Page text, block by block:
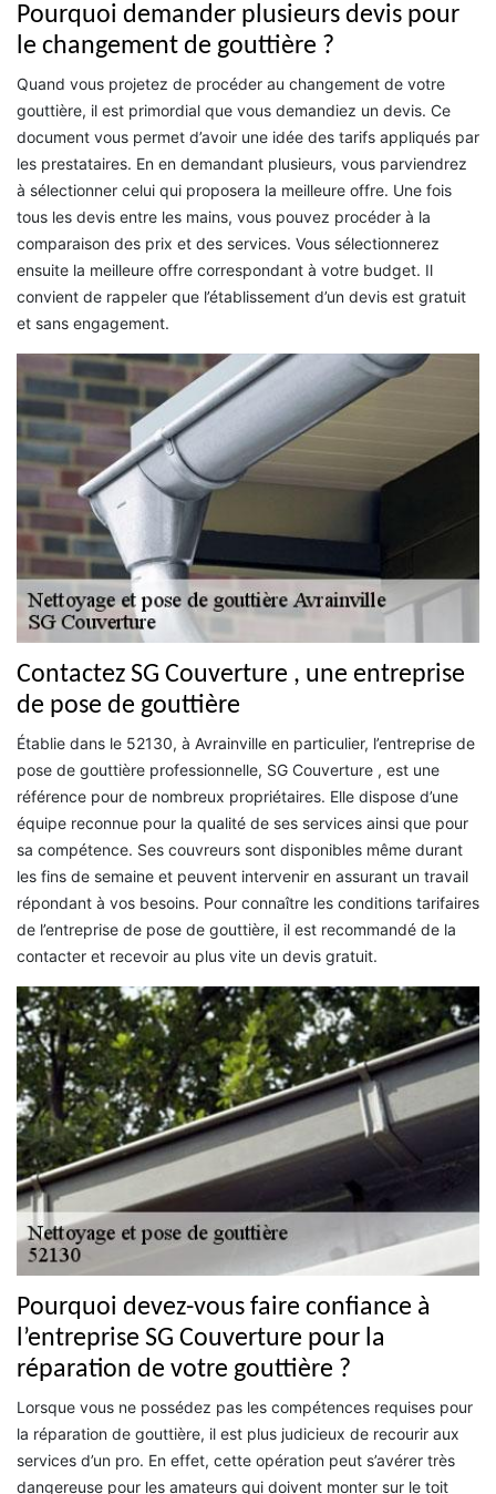
Pourquoi demander plusieurs devis pour
le changement de gouttière ?
Quand vous projetez de procéder au changement de votre
gouttière, il est primordial que vous demandiez un devis. Ce
document vous permet d’avoir une idée des tarifs appliqués par
les prestataires. En en demandant plusieurs, vous parviendrez
à sélectionner celui qui proposera la meilleure offre. Une fois
tous les devis entre les mains, vous pouvez procéder à la
comparaison des prix et des services. Vous sélectionnerez
ensuite la meilleure offre correspondant à votre budget. Il
convient de rappeler que l’établissement d’un devis est gratuit
et sans engagement.
Contactez SG Couverture , une entreprise
de pose de gouttière
Établie dans le 52130, à Avrainville en particulier, l’entreprise de
pose de gouttière professionnelle, SG Couverture , est une
référence pour de nombreux propriétaires. Elle dispose d’une
équipe reconnue pour la qualité de ses services ainsi que pour
sa compétence. Ses couvreurs sont disponibles même durant
les fins de semaine et peuvent intervenir en assurant un travail
répondant à vos besoins. Pour connaître les conditions tarifaires
de l’entreprise de pose de gouttière, il est recommandé de la
contacter et recevoir au plus vite un devis gratuit.
Pourquoi devez-vous faire confiance à
l’entreprise SG Couverture pour la
réparation de votre gouttière ?
Lorsque vous ne possédez pas les compétences requises pour
la réparation de gouttière, il est plus judicieux de recourir aux
services d’un pro. En effet, cette opération peut s’avérer très
dangereuse pour les amateurs qui doivent monter sur le toit